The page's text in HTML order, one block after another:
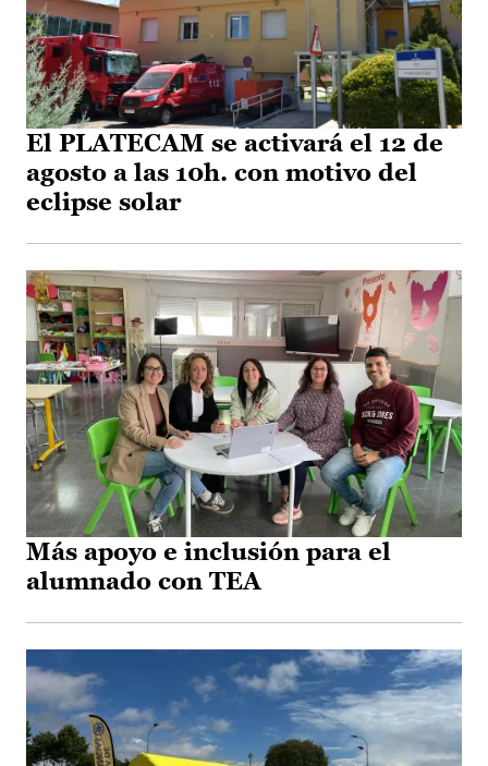
El PLATECAM se activará el 12 de
agosto a las 10h. con motivo del
eclipse solar
Más apoyo e inclusión para el
alumnado con TEA